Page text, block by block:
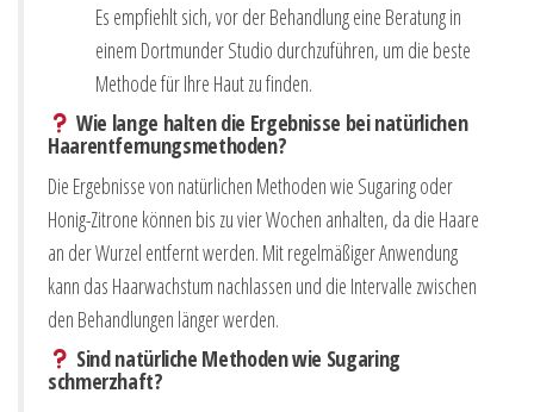
Es empfiehlt sich, vor der Behandlung eine Beratung in
einem Dortmunder Studio durchzuführen, um die beste
Methode für Ihre Haut zu finden.
Wie lange halten die Ergebnisse bei natürlichen
Haarentfernungsmethoden?
Die Ergebnisse von natürlichen Methoden wie Sugaring oder
Honig-Zitrone können bis zu vier Wochen anhalten, da die Haare
an der Wurzel entfernt werden. Mit regelmäßiger Anwendung
kann das Haarwachstum nachlassen und die Intervalle zwischen
den Behandlungen länger werden.
Sind natürliche Methoden wie Sugaring
schmerzhaft?